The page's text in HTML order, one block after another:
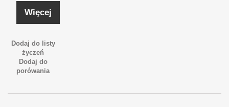
Więcej
Dodaj do listy
życzeń
Dodaj do
porówania